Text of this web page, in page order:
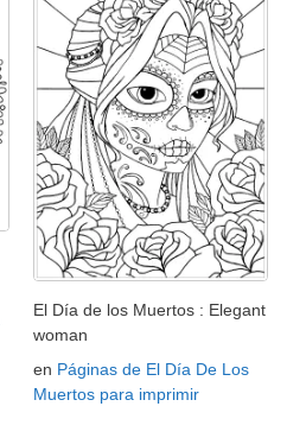
El Día de los Muertos : Elegant
woman
en Páginas de El Día De Los
Muertos para imprimir